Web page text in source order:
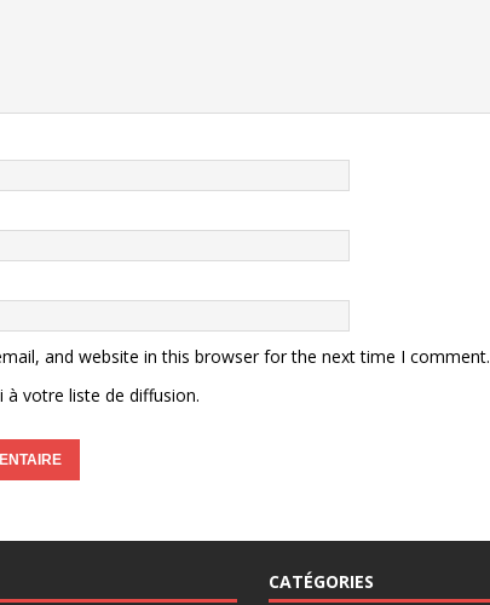
and website in this browser for the next time I comment.
votre liste de diffusion.
CATÉGORIES